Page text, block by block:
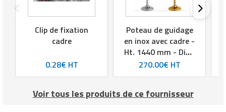
Clip de fixation
cadre
0.28€ HT
Poteau de guidage
en inox avec cadre -
Ht. 1440 mm - Dim.
cadre L320 x l420
mm
270.00€ HT
Voir tous les produits de ce fournisseur